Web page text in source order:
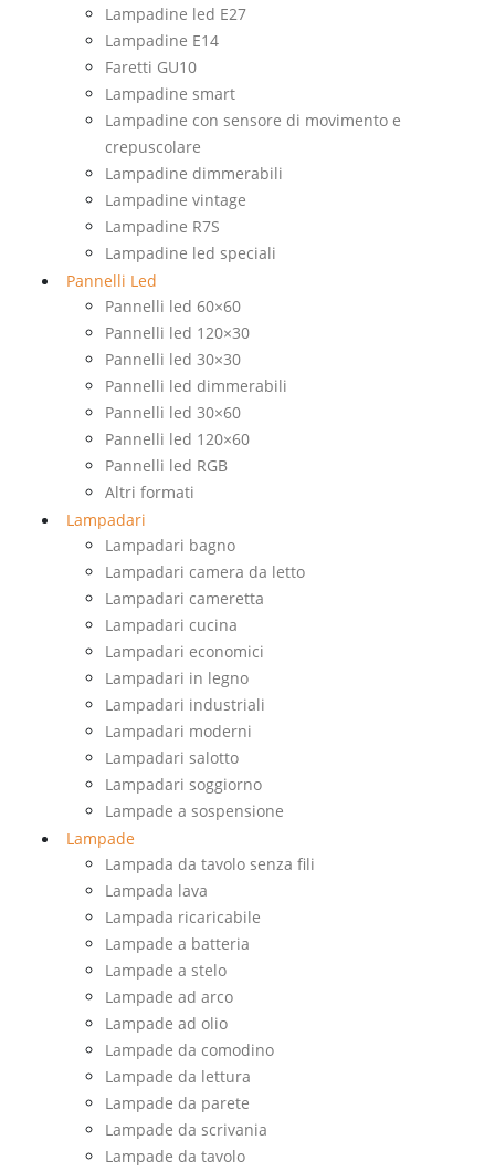
Lampadine led E27
Lampadine E14
Faretti GU10
Lampadine smart
Lampadine con sensore di movimento e
crepuscolare
Lampadine dimmerabili
Lampadine vintage
Lampadine R7S
Lampadine led speciali
Pannelli Led
Pannelli led 60×60
Pannelli led 120×30
Pannelli led 30×30
Pannelli led dimmerabili
Pannelli led 30×60
Pannelli led 120×60
Pannelli led RGB
Altri formati
Lampadari
Lampadari bagno
Lampadari camera da letto
Lampadari cameretta
Lampadari cucina
Lampadari economici
Lampadari in legno
Lampadari industriali
Lampadari moderni
Lampadari salotto
Lampadari soggiorno
Lampade a sospensione
Lampade
Lampada da tavolo senza fili
Lampada lava
Lampada ricaricabile
Lampade a batteria
Lampade a stelo
Lampade ad arco
Lampade ad olio
Lampade da comodino
Lampade da lettura
Lampade da parete
Lampade da scrivania
Lampade da tavolo